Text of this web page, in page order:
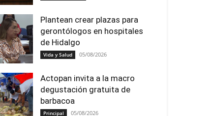
Plantean crear plazas para
gerontólogos en hospitales
de Hidalgo
Vida y Salud 05/08/2026
Actopan invita a la macro
degustación gratuita de
barbacoa
Principal 05/08/2026